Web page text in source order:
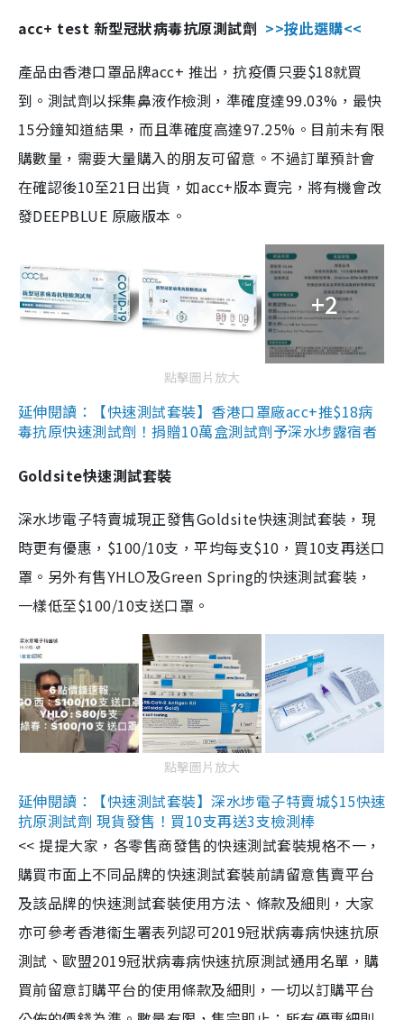
acc+ test 新型冠狀病毒抗原測試劑 >>按此選購<<
產品由香港口罩品牌acc+ 推出，抗疫價只要$18就買
到。測試劑以採集鼻液作檢測，準確度達99.03%，最快
15分鐘知道結果，而且準確度高達97.25%。目前未有限
購數量，需要大量購入的朋友可留意。不過訂單預計會
在確認後10至21日出貨，如acc+版本賣完，將有機會改
發DEEPBLUE 原廠版本。
+2
點擊圖片放大
延伸閱讀：【快速測試套裝】香港口罩廠acc+推$18病
毒抗原快速測試劑！捐贈10萬盒測試劑予深水埗露宿者
Goldsite快速測試套裝
深水埗電子特賣城現正發售Goldsite快速測試套裝，現
時更有優惠，$100/10支，平均每支$10，買10支再送口
罩。另外有售YHLO及Green Spring的快速測試套裝，
一樣低至$100/10支送口罩。
點擊圖片放大
延伸閱讀：【快速測試套裝】深水埗電子特賣城$15快速
抗原測試劑 現貨發售！買10支再送3支檢測棒
<< 提提大家，各零售商發售的快速測試套裝規格不一，
購買市面上不同品牌的快速測試套裝前請留意售賣平台
及該品牌的快速測試套裝使用方法、條款及細則，大家
亦可參考香港衞生署表列認可2019冠狀病毒病快速抗原
測試、歐盟2019冠狀病毒病快速抗原測試通用名單，購
買前留意訂購平台的使用條款及細則，一切以訂購平台